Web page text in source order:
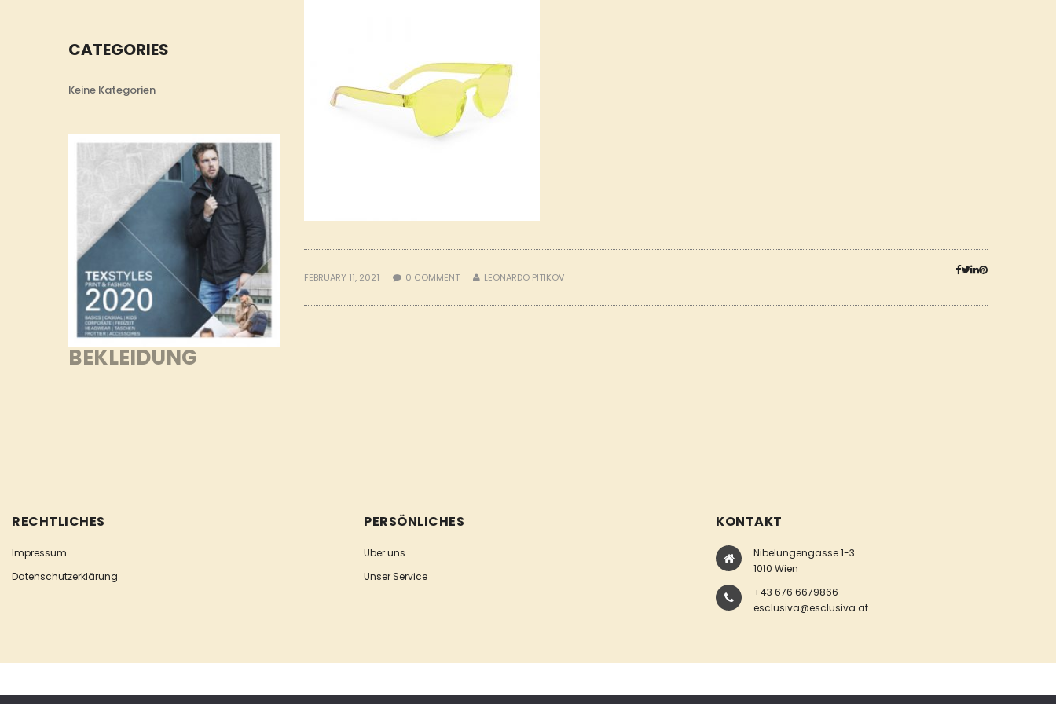
CATEGORIES
Keine Kategorien
BEKLEIDUNG
FEBRUARY 11, 2021 0 COMMENT LEONARDO PITIKOV
RECHTLICHES
Impressum
Datenschutzerklärung
PERSÖNLICHES
Über uns
Unser Service
KONTAKT
Nibelungengasse 1-3
1010 Wien
+43 676 6679866
esclusiva@esclusiva.at